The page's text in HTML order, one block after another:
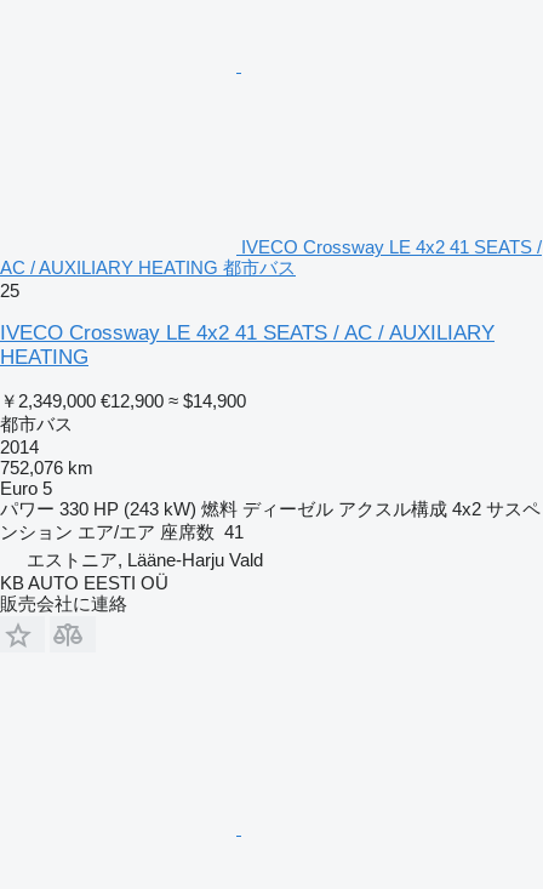
IVECO Crossway LE 4x2 41 SEATS /
AC / AUXILIARY HEATING 都市バス
25
IVECO Crossway LE 4x2 41 SEATS / AC / AUXILIARY
HEATING
￥2,349,000 €12,900 ≈ $14,900
都市バス
2014
752,076 km
Euro 5
パワー 330 HP (243 kW) 燃料 ディーゼル アクスル構成 4x2 サスペ
ンション エア/エア 座席数 41
エストニア, Lääne-Harju Vald
KB AUTO EESTI OÜ
販売会社に連絡